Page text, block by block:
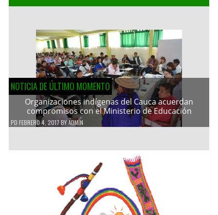
NOTICIA DE ÚLTIMO MOMENTO
Organizaciones indígenas del Cauca acuerdan
compromisos con el Ministerio de Educación
PD FEBRERO 4, 2017 BYADMIN